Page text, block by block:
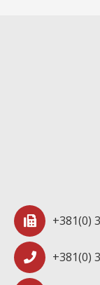
+381(0)
+381(0)